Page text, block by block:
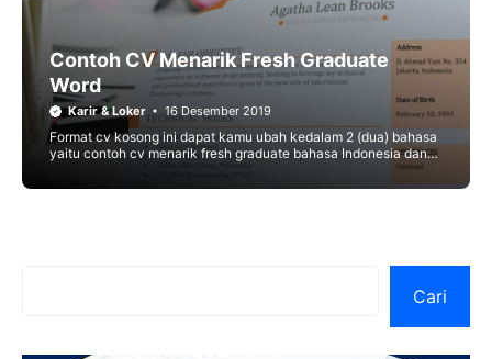
Contoh CV Menarik Fresh Graduate
Word
Karir & Loker 16 Desember 2019
Format cv kosong ini dapat kamu ubah kedalam 2 (dua) bahasa
yaitu contoh cv menarik fresh graduate bahasa Indonesia dan
Cari